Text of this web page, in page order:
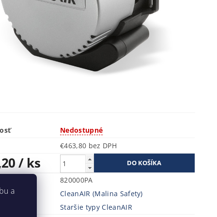
Nedostupné
€463,80 bez DPH
/ ks
820000PA
CleanAIR (Malina Safety)
Staršie typy CleanAIR
a